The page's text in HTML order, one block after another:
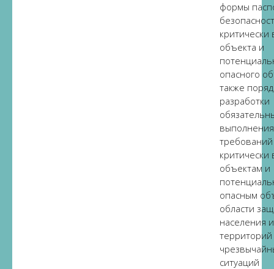
формы
критически
объекта и
опасного
также
разработки
выполнения
требований
объектам и
опасным
области
населения и
территорий
ситуаций